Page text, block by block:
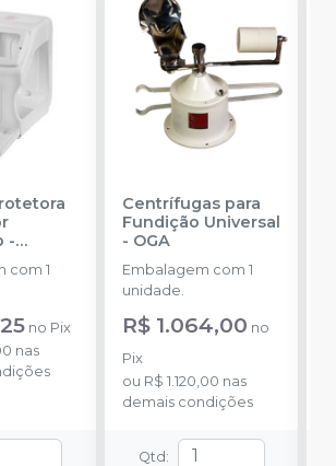
-
com 1
no Pix
nas
Centrífugas para
Fundição Universal
- OGA
Embalagem com 1
unidade.
R$ 1.064,00 no
Pix
ou R$ 1.120,00 nas
demais condições
Qtd :